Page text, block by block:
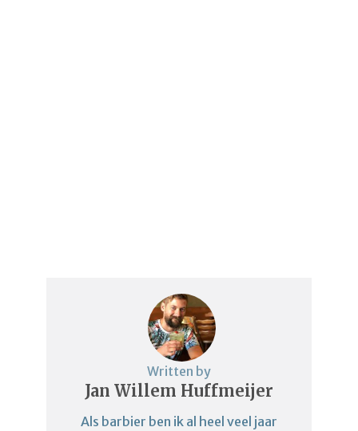
Written by
Jan Willem Huffmeijer
Als barbier ben ik al heel veel jaar